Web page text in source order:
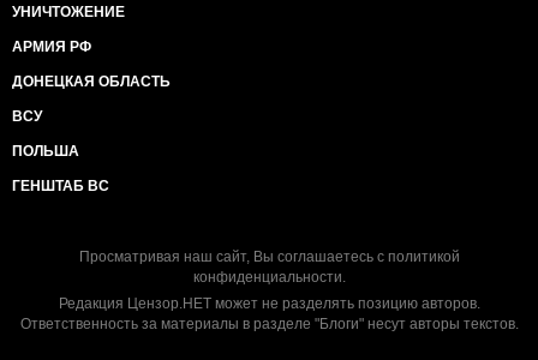
УНИЧТОЖЕНИЕ
АРМИЯ РФ
ДОНЕЦКАЯ ОБЛАСТЬ
ВСУ
ПОЛЬША
ГЕНШТАБ ВС
Просматривая наш сайт, Вы соглашаетесь с политикой
конфиденциальности.
Редакция Цензор.НЕТ может не разделять позицию авторов.
Ответственность за материалы в разделе "Блоги" несут авторы текстов.